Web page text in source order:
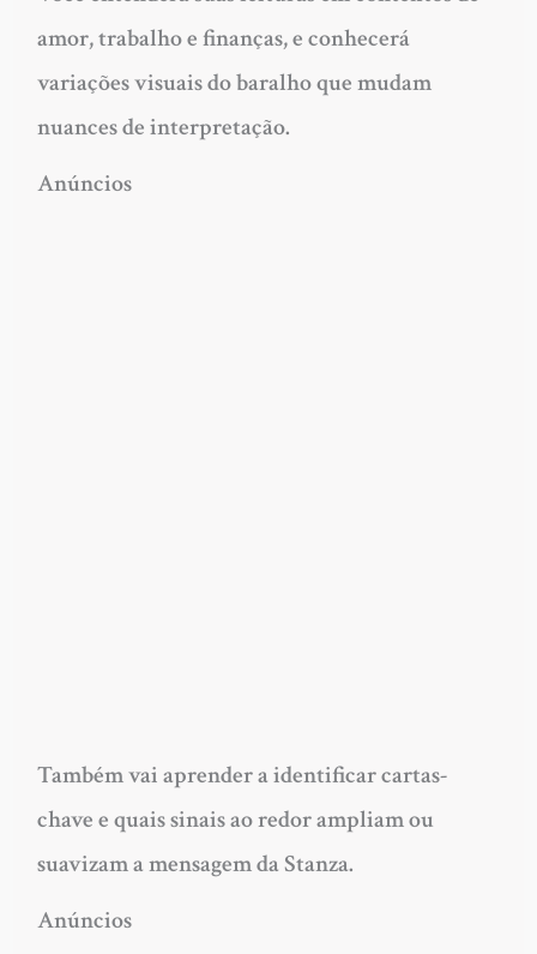
amor, trabalho e finanças, e conhecerá
variações visuais do baralho que mudam
nuances de interpretação.
Anúncios
Também vai aprender a identificar cartas-
chave e quais sinais ao redor ampliam ou
suavizam a mensagem da Stanza.
Anúncios